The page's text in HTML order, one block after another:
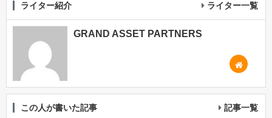
ライター紹介 ライター一覧
GRAND ASSET PARTNERS
この人が書いた記事 記事一覧